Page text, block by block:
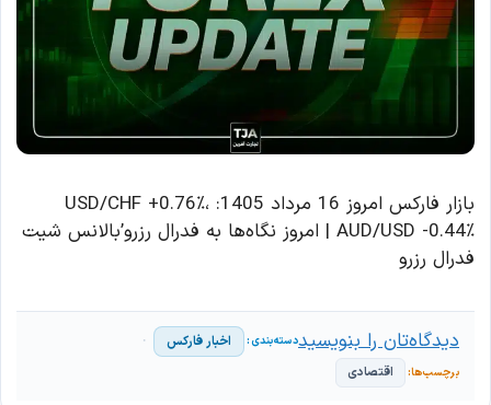
بازار فارکس امروز 16 مرداد 1405: USD/CHF +0.76٪،
AUD/USD -0.44٪ | امروز نگاه‌ها به فدرال رزرو’بالانس شیت
فدرال رزرو
اخبار فارکس
اقتصادی
دیدگاه‌تان را بنویسید